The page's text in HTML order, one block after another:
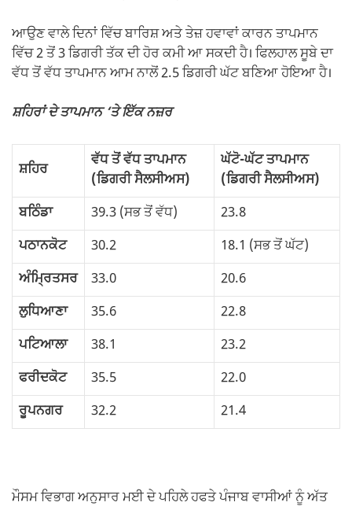
ਆਉਣ ਵਾਲੇ ਦਿਨਾਂ ਵਿੱਚ ਬਾਰਿਸ਼ ਅਤੇ ਤੇਜ਼ ਹਵਾਵਾਂ ਕਾਰਨ ਤਾਪਮਾਨ
ਵਿੱਚ 2 ਤੋਂ 3 ਡਿਗਰੀ ਤੱਕ ਦੀ ਹੋਰ ਕਮੀ ਆ ਸਕਦੀ ਹੈ। ਫਿਲਹਾਲ ਸੂਬੇ ਦਾ
ਵੱਧ ਤੋਂ ਵੱਧ ਤਾਪਮਾਨ ਆਮ ਨਾਲੋਂ 2.5 ਡਿਗਰੀ ਘੱਟ ਬਣਿਆ ਹੋਇਆ ਹੈ।
ਸ਼ਹਿਰਾਂ ਦੇ ਤਾਪਮਾਨ ‘ਤੇ ਇੱਕ ਨਜ਼ਰ
ਸ਼ਹਿਰ
ਵੱਧ ਤੋਂ ਵੱਧ ਤਾਪਮਾਨ
(ਡਿਗਰੀ ਸੈਲਸੀਅਸ)
ਘੱਟੋ-ਘੱਟ ਤਾਪਮਾਨ
(ਡਿਗਰੀ ਸੈਲਸੀਅਸ)
ਬਠਿੰਡਾ
39.3 (ਸਭ ਤੋਂ ਵੱਧ)
23.8
ਪਠਾਨਕੋਟ
30.2
18.1 (ਸਭ ਤੋਂ ਘੱਟ)
ਅੰਮ੍ਰਿਤਸਰ
33.0
20.6
ਲੁਧਿਆਣਾ
35.6
22.8
ਪਟਿਆਲਾ
38.1
23.2
ਫਰੀਦਕੋਟ
35.5
22.0
ਰੂਪਨਗਰ
32.2 21.4
ਮੌਸਮ ਵਿਭਾਗ ਅਨੁਸਾਰ ਮਈ ਦੇ ਪਹਿਲੇ ਹਫਤੇ ਪੰਜਾਬ ਵਾਸੀਆਂ ਨੂੰ ਅੱਤ